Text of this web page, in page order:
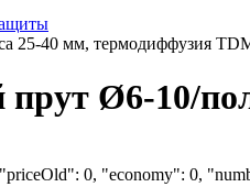
25-40 мм, термодиффузия
Ø6-10/
0, "economy": 0,